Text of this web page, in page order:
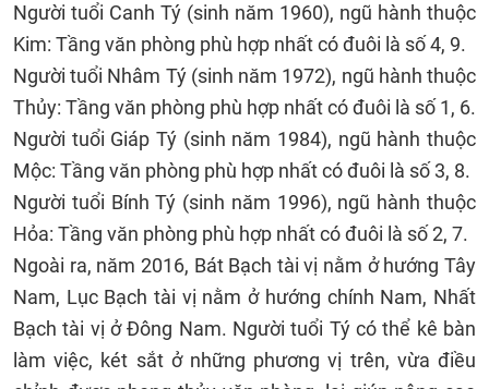
Người tuổi Canh Tý (sinh năm 1960), ngũ hành thuộc
Kim: Tầng văn phòng phù hợp nhất có đuôi là số 4, 9.
Người tuổi Nhâm Tý (sinh năm 1972), ngũ hành thuộc
Thủy: Tầng văn phòng phù hợp nhất có đuôi là số 1, 6.
Người tuổi Giáp Tý (sinh năm 1984), ngũ hành thuộc
Mộc: Tầng văn phòng phù hợp nhất có đuôi là số 3, 8.
Người tuổi Bính Tý (sinh năm 1996), ngũ hành thuộc
Hỏa: Tầng văn phòng phù hợp nhất có đuôi là số 2, 7.
Ngoài ra, năm 2016, Bát Bạch tài vị nằm ở hướng Tây
Nam, Lục Bạch tài vị nằm ở hướng chính Nam, Nhất
Bạch tài vị ở Đông Nam. Người tuổi Tý có thể kê bàn
làm việc, két sắt ở những phương vị trên, vừa điều